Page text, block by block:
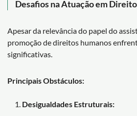
Desafios na Atuação em
Apesar da relevância do papel do
promoção de direitos humanos
significativas.
Principais Obstáculos:
Desigualdades Estruturais: